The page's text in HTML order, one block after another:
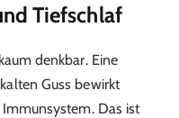
Tiefschlaf
denkbar. Eine
Guss bewirkt
Das ist